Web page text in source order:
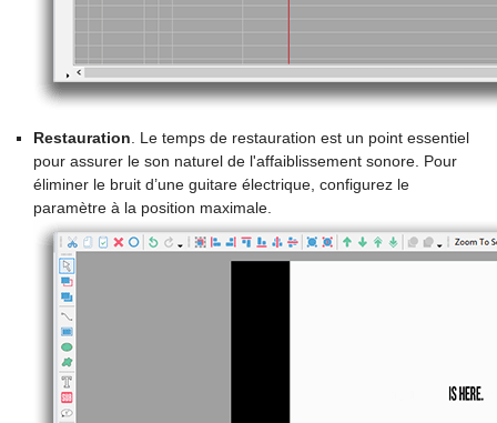
Restauration . Le temps de restauration est un point essentiel
pour assurer le son naturel de l'affaiblissement sonore. Pour
éliminer le bruit d’une guitare électrique, configurez le
paramètre à la position maximale.